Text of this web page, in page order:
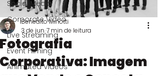
Social Media
Corporate Video
Live Streaming
Event Filming
Animated Videos
Fotografia
Corporativa: Imagem
Benedito Minotti
3 de jun.7 min de leitura